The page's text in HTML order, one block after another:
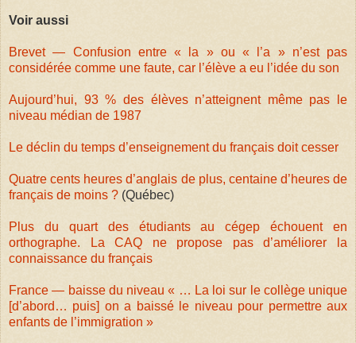
Voir aussi
Brevet — Confusion entre « la » ou « l’a » n’est pas
considérée comme une faute, car l’élève a eu l’idée du son
Aujourd’hui, 93 % des élèves n’atteignent même pas le
niveau médian de 1987
Le déclin du temps d’enseignement du français doit cesser
Quatre cents heures d’anglais de plus, centaine d’heures de
français de moins ? (Québec)
Plus du quart des étudiants au cégep échouent en
orthographe. La CAQ ne propose pas d’améliorer la
connaissance du français
France — baisse du niveau « … La loi sur le collège unique
[d’abord… puis] on a baissé le niveau pour permettre aux
enfants de l’immigration »